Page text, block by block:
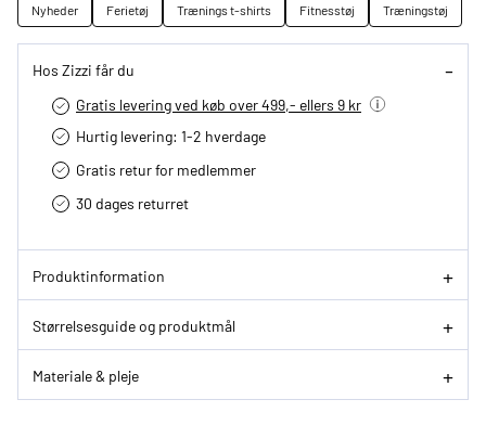
Nyheder Ferietøj Trænings t-shirts Fitnesstøj Træningstøj
Hos Zizzi får du
Gratis levering ved køb over 499,- ellers 9 kr
Hurtig levering­: 1-2 hverdage
Gratis retur for medlemmer
30 dages returret
Produktinformation
Størrelsesguide og produktmål
Materiale & pleje